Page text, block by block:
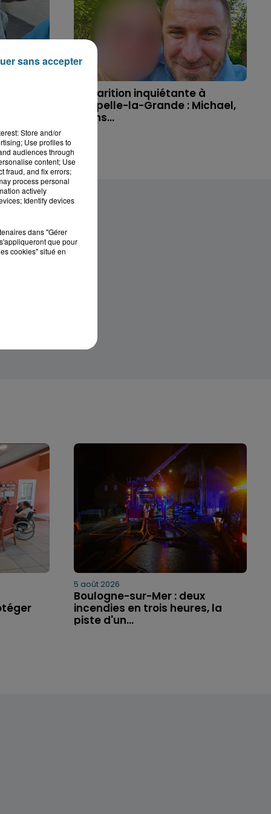
Disparition inquiétante à
Cappelle-la-Grande : Michael,
41 ans...
5 août 2026
Boulogne-sur-Mer : deux
incendies en trois heures, la
piste d'un...
Store and/or
Use profiles to
audiences through
content; Use
fraud, and fix errors;
process personal
actively
Identify devices
dans "Gérer
que pour
cookies" situé en
sans accepter